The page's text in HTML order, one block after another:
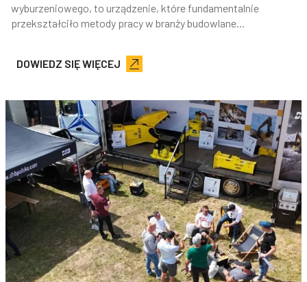
wyburzeniowego, to urządzenie, które fundamentalnie
przekształciło metody pracy w branży budowlane...
DOWIEDZ SIĘ WIĘCEJ